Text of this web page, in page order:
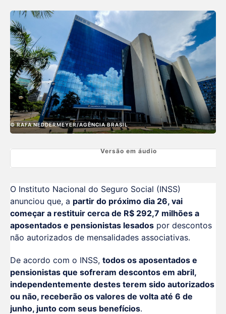
© RAFA NEDDERMEYER/AGÊNCIA BRASIL
Versão em áudio
O Instituto Nacional do Seguro Social (INSS)
anunciou que, a partir do próximo dia 26, vai
começar a restituir cerca de R$ 292,7 milhões a
aposentados e pensionistas lesados por descontos
não autorizados de mensalidades associativas.
De acordo com o INSS, todos os aposentados e
pensionistas que sofreram descontos em abril,
independentemente destes terem sido autorizados
ou não, receberão os valores de volta até 6 de
junho, junto com seus benefícios.